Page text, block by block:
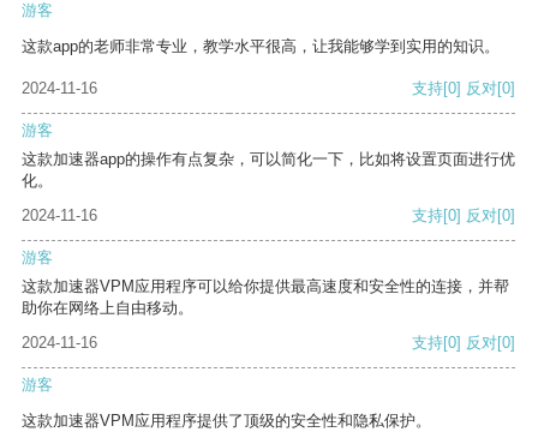
游客
这款app的老师非常专业，教学水平很高，让我能够学到实用的知识。
2024-11-16 支持[0] 反对[0]
游客
这款加速器app的操作有点复杂，可以简化一下，比如将设置页面进行优
化。
2024-11-16
支持[0] 反对[0]
游客
这款加速器VPM应用程序可以给你提供最高速度和安全性的连接，并帮
助你在网络上自由移动。
2024-11-16
支持[0] 反对[0]
游客
这款加速器VPM应用程序提供了顶级的安全性和隐私保护。